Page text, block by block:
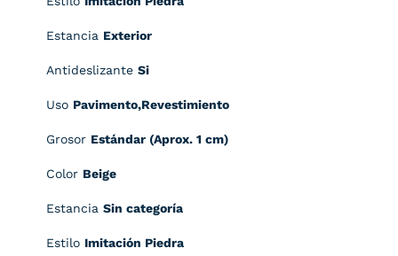
Estancia Exterior
Antideslizante Si
Uso Pavimento,Revestimiento
Grosor Estándar (Aprox. 1 cm)
Color Beige
Estancia Sin categoría
Estilo Imitación Piedra